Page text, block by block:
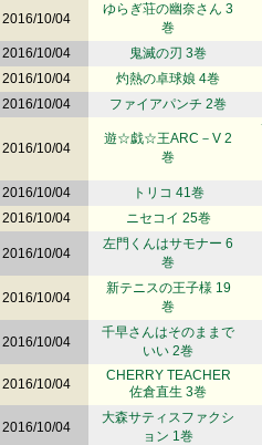
2016/10/04
ゆらぎ荘の幽奈さん 3
巻
2016/10/04
鬼滅の刃 3巻
2016/10/04
灼熱の卓球娘 4巻
2016/10/04
ファイアパンチ 2巻
2016/10/04
遊☆戯☆王ARC－V 2
巻
2016/10/04
トリコ 41巻
2016/10/04
ニセコイ 25巻
2016/10/04
左門くんはサモナー 6
巻
2016/10/04
新テニスの王子様 19
巻
2016/10/04
千早さんはそのままで
いい 2巻
2016/10/04
CHERRY TEACHER
佐倉直生 3巻
2016/10/04
大森サティスファクシ
ョン 1巻